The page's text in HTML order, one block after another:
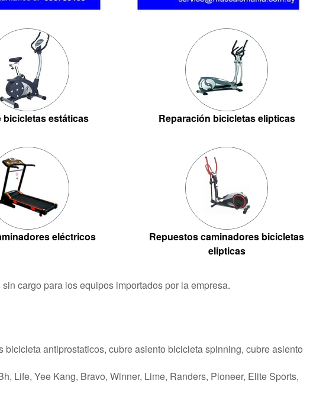
bicicletas estáticas Reparación bicicletas elipticas
eléctricos
Repuestos caminadores bicicletas
elipticas
cargo para los equipos importados por la empresa.
antiprostaticos, cubre asiento bicicleta spinning, cubre asiento
Life, Yee Kang, Bravo, Winner, Lime, Randers, Pioneer, Elite Sports,